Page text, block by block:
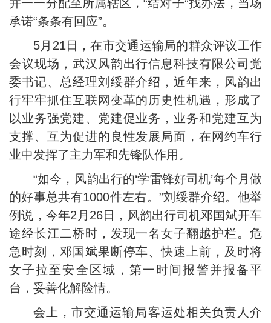
并一一分配至所属辖区，“结对子”找办法，当场
承诺“条条有回应”。
5月21日，在市交通运输局的群众评议工作
会议现场，武汉风韵出行信息科技有限公司党
委书记、总经理刘绥群介绍，近年来，风韵出
行牢牢抓住互联网变革的历史性机遇，形成了
以业务强党建、党建促业务，业务和党建互为
支撑、互为促进的良性发展局面，在网约车行
业中发挥了主力军和先锋队作用。
“如今，风韵出行的‘学雷锋好司机’每个月做
的好事总共有1000件左右。”刘绥群介绍。他举
例说，今年2月26日，风韵出行司机邓国斌开车
途经长江二桥时，发现一名女子翻越护栏。危
急时刻，邓国斌果断停车、快速上前，及时将
女子拉至安全区域，第一时间报警并报备平
台，妥善化解险情。
会上，市交通运输局客运处相关负责人介